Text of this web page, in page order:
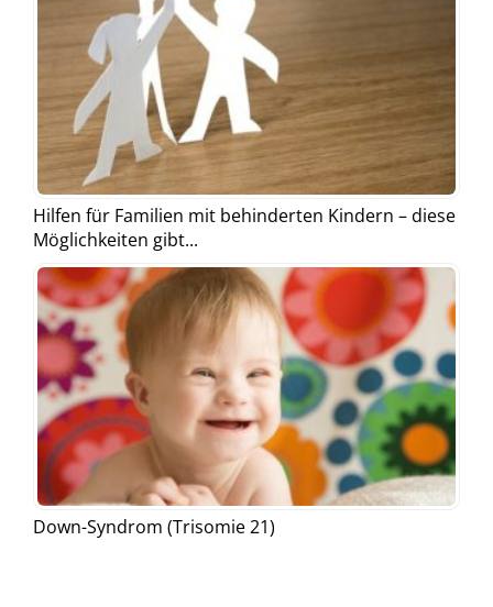
Hilfen für Familien mit behinderten Kindern – diese
Möglichkeiten gibt...
Down-Syndrom (Trisomie 21)